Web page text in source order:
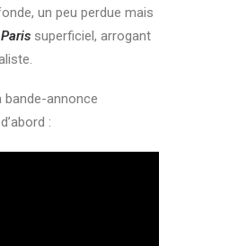
un peu perdue mais
Paris superficiel, arrogant
bande-annonce
d’abord :